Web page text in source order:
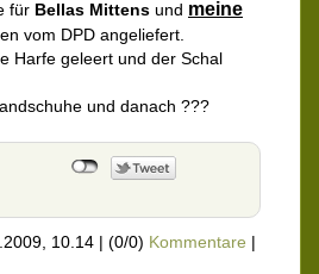
für Bellas Mittens und meine
vom DPD angeliefert.
Harfe geleert und der Schal
und danach ???
10.14 | (0/0) Kommentare |